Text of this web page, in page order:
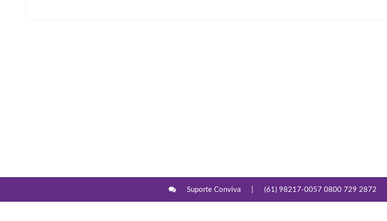
Suporte Conviva (61) 98217-0057 0800 729 2872